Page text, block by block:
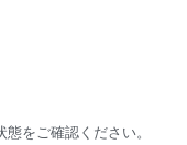
をご確認ください。